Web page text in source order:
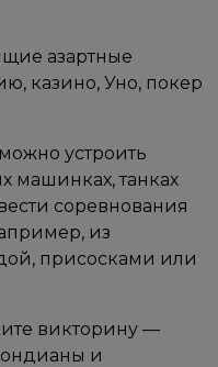
азартные
казино, Уно, покер
устроить
машинках, танках
соревнования
из
присосками или
викторину —
и